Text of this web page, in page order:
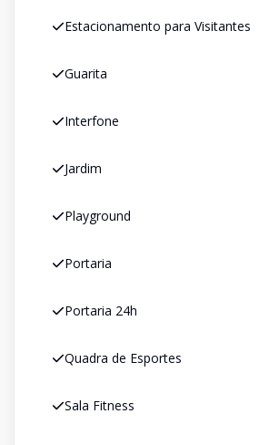
Estacionamento para Visitantes
Guarita
Interfone
Jardim
Playground
Portaria
Portaria 24h
Quadra de Esportes
Sala Fitness